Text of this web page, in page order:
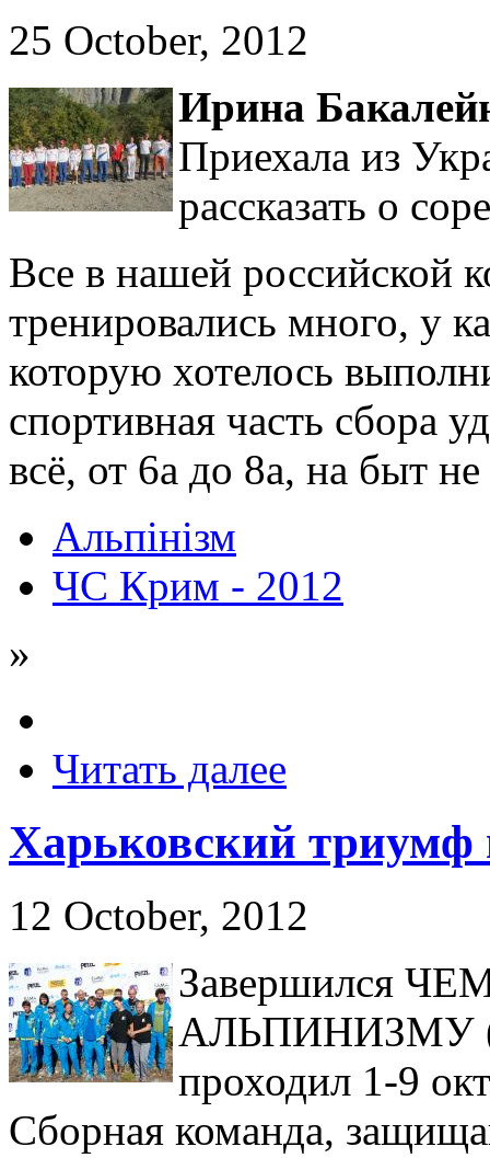
25 October, 2012
Ирина
Приехала из
рассказать о
Все в нашей российской
тренировались много, у
которую хотелось
спортивная часть сбора
всё, от 6а до 8а, на быт
Альпінізм
ЧС Крим - 2012
»
Читать далее
Харьковский
12 October, 2012
Завершился
АЛЬПИНИЗМУ
проходил 1-9
Сборная команда,